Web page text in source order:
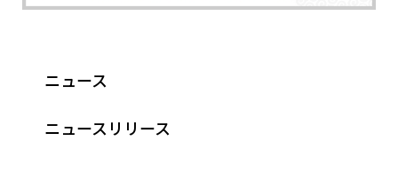
ニュース
ニュースリリース